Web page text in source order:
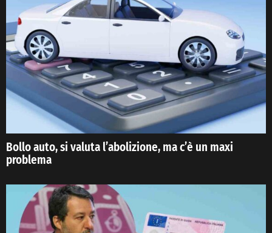
Bollo auto, si valuta l’abolizione, ma c’è un maxi
problema